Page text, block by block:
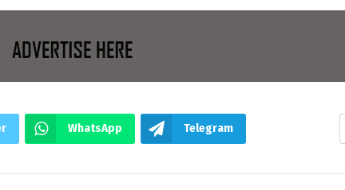
WhatsApp Telegram